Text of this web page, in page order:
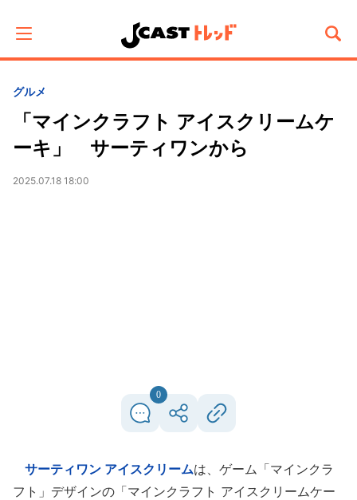
グルメ
「マインクラフト アイスクリームケ
ーキ」 サーティワンから
2025.07.18 18:00
0
サーティワン アイスクリームは、ゲーム「マインクラ
フト」デザインの「マインクラフト アイスクリームケー